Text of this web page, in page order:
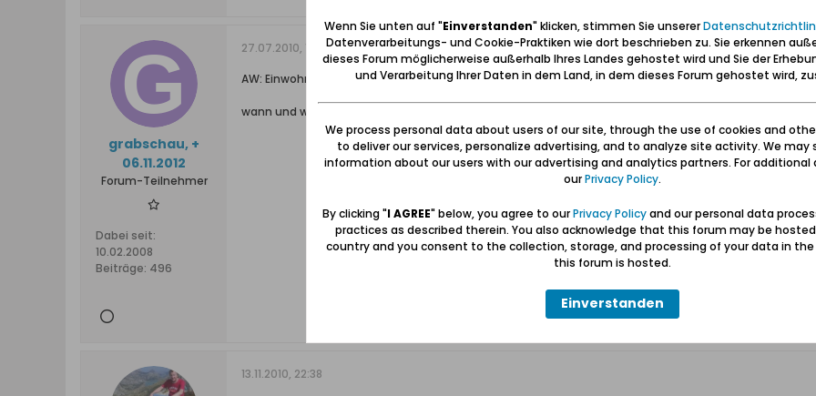
grabschau, +
06.11.2012
Forum-Teilnehmer
Dabei seit:
10.02.2008
Beiträge: 496
27.07.2010, 10:45
AW: Einwohner Sperlingsdorf
wann und wo ist die Martha Schmidt geboren ? Welche Konfession hatte sie ? Netter Gruß, Sigi
13.11.2010, 22:38
Wenn Sie unten auf "Einverstanden" klicken, stimmen Sie unserer
Datenverarbeitungs- und Cookie-Praktiken wie dort beschrieben zu. Sie erkennen
dieses Forum möglicherweise außerhalb Ihres Landes gehostet wird und Sie der
und Verarbeitung Ihrer Daten in dem Land, in dem dieses Forum gehostet wird,
We process personal data about users of our site, through the use of cookies and
to deliver our services, personalize advertising, and to analyze site activity. We may
information about our users with our advertising and analytics partners. For additional
ourPrivacy Policy.
By clicking "I AGREE" below, you agree to ourPrivacy Policyand our personal data
practices as described therein. You also acknowledge that this forum may be
country and you consent to the collection, storage, and processing of your data in
this forum is hosted.
Einverstanden